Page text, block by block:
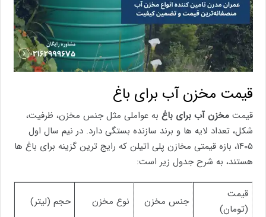
قیمت مخزن آب برای باغ
قیمتمخزن آب برای باغ به عواملی مثل جنس مخزن، ظرفیت،
شکل، تعداد لایه ‌ها و برند سازنده بستگی دارد. در نیم سال اول
۱۴۰۵، بازه قیمتی مخازن پلی ‌اتیلن که رایج‌ ترین گزینه برای باغ‌ ها
هستند، به شرح جدول زیر است:
قیمت
(تومان)
جنس مخزن نوع مخزن حجم (لیتر)